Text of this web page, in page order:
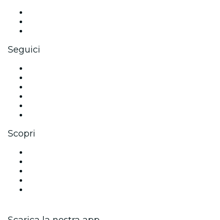
Seguici
Scopri